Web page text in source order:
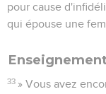
pour cause
qui épouse une
33 » Vous avez